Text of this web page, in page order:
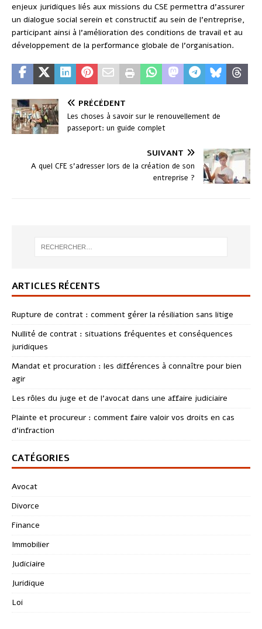
enjeux juridiques liés aux missions du CSE permettra d’assurer
un dialogue social serein et constructif au sein de l’entreprise,
participant ainsi à l’amélioration des conditions de travail et au
développement de la performance globale de l’organisation.
PRÉCÉDENT
Les choses à savoir sur le renouvellement de
passeport: un guide complet
SUIVANT
A quel CFE s’adresser lors de la création de son
entreprise ?
ARTICLES RÉCENTS
Rupture de contrat : comment gérer la résiliation sans litige
Nullité de contrat : situations fréquentes et conséquences
juridiques
Mandat et procuration : les différences à connaître pour bien
agir
Les rôles du juge et de l’avocat dans une affaire judiciaire
Plainte et procureur : comment faire valoir vos droits en cas
d’infraction
CATÉGORIES
Avocat
Divorce
Finance
Immobilier
Judiciaire
Juridique
Loi